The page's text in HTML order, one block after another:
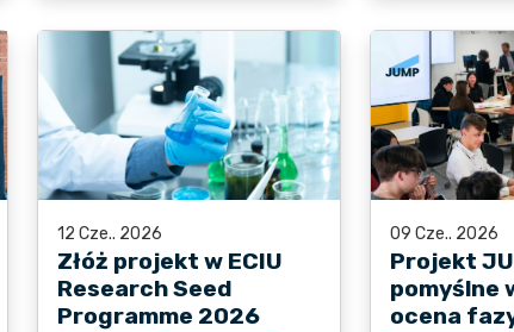
12 Cze.. 2026
Złóż projekt w ECIU
Research Seed
Programme 2026
09 Cze.. 2026
Projekt
pomyślne
ocena